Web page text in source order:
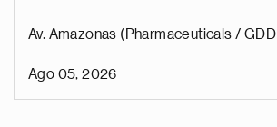
Av. Amazonas (Pharmaceuticals /
Ago 05, 2026